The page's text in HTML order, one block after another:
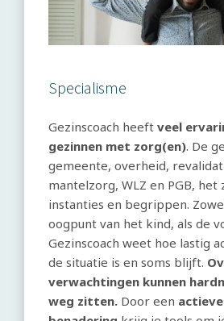
Specialisme
Gezinscoach heeft veel
gezinnen met zorg(en). De
gemeente, overheid,
mantelzorg, WLZ en PGB, het
instanties en begrippen.
oogpunt van het kind, als de
Gezinscoach weet hoe lastig
de situatie is en soms blijft.
verwachtingen kunnen
weg zitten. Door een